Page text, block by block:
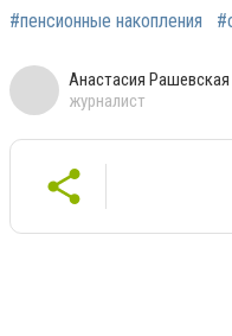
#пенсионные накопления
Анастасия Рашевская
журналист